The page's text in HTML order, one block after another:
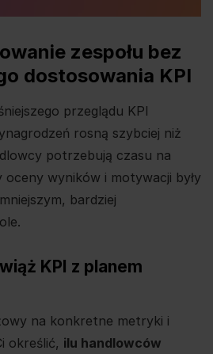
zespołu bez
dostosowania KPI
przeglądu KPI
rosną szybciej niż
potrzebują czasu na
wyników i motywacji były
bardziej
KPI z planem
na konkretne metryki i
określić, ilu handlowców